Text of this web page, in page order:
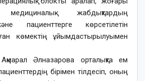
медициналық жабдықтардың
пациенттерге көрсетілетін
көмектің ұйымдастырылуымен
Әлназарова орталықта ем
бірімен тілдесіп, оның